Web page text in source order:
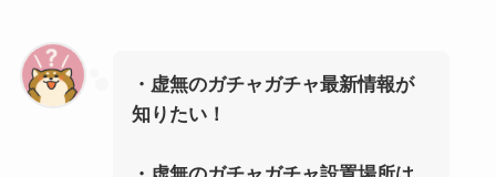
・虚無のガチャガチャ最新情報が
知りたい！